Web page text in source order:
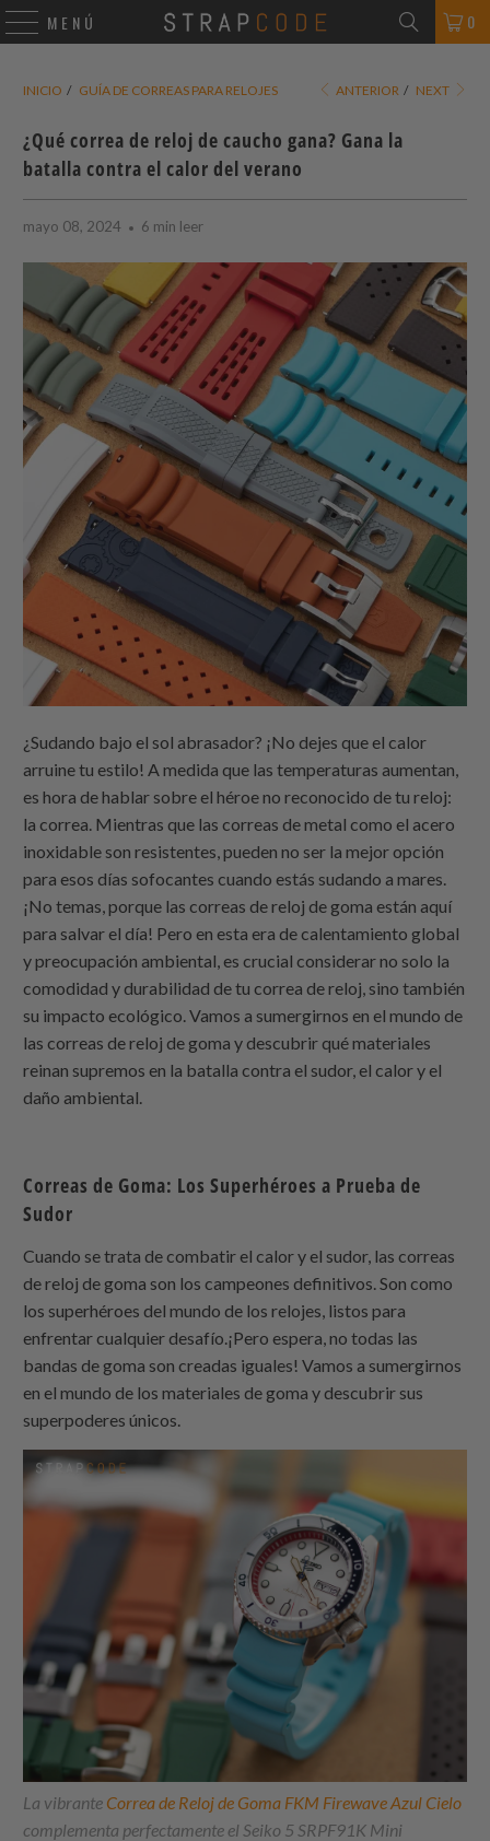
MENÚ 0
INICIO / GUÍA DE CORREAS PARA RELOJES ANTERIOR / NEXT
¿Qué correa de reloj de caucho gana? Gana la
batalla contra el calor del verano
mayo 08, 2024 6 min leer
¿Sudando bajo el sol abrasador? ¡No dejes que el calor
arruine tu estilo! A medida que las temperaturas aumentan,
es hora de hablar sobre el héroe no reconocido de tu reloj:
la correa. Mientras que las correas de metal como el acero
inoxidable son resistentes, pueden no ser la mejor opción
para esos días sofocantes cuando estás sudando a mares.
¡No temas, porque las correas de reloj de goma están aquí
para salvar el día! Pero en esta era de calentamiento global
y preocupación ambiental, es crucial considerar no solo la
comodidad y durabilidad de tu correa de reloj, sino también
su impacto ecológico. Vamos a sumergirnos en el mundo de
las correas de reloj de goma y descubrir qué materiales
reinan supremos en la batalla contra el sudor, el calor y el
daño ambiental.
Correas de Goma: Los Superhéroes a Prueba de
Sudor
Cuando se trata de combatir el calor y el sudor, las correas
de reloj de goma son los campeones definitivos. Son como
los superhéroes del mundo de los relojes, listos para
enfrentar cualquier desafío.¡Pero espera, no todas las
bandas de goma son creadas iguales! Vamos a sumergirnos
en el mundo de los materiales de goma y descubrir sus
superpoderes únicos.
La vibrante Correa de Reloj de Goma FKM Firewave Azul Cielo
complementa perfectamente el Seiko 5 SRPF91K Mini